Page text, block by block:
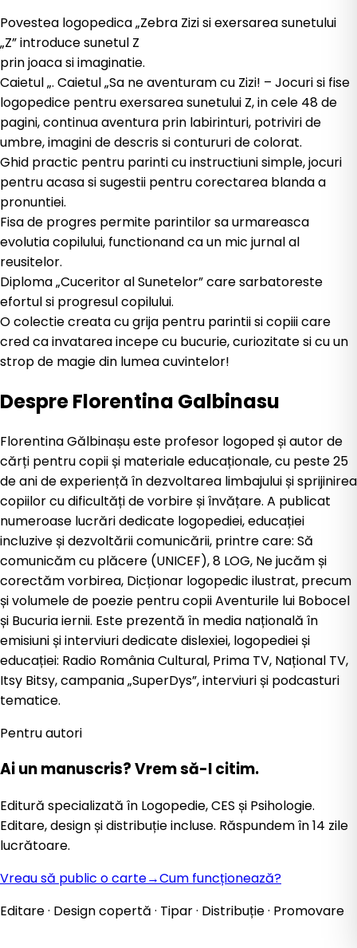
Povestea logopedica „Zebra Zizi si exersarea sunetului
„Z” introduce sunetul Z
prin joaca si imaginatie.
Caietul „. Caietul „Sa ne aventuram cu Zizi! – Jocuri si fise
logopedice pentru exersarea sunetului Z, in cele 48 de
pagini, continua aventura prin labirinturi, potriviri de
umbre, imagini de descris si contururi de colorat.
Ghid practic pentru parinti cu instructiuni simple, jocuri
pentru acasa si sugestii pentru corectarea blanda a
pronuntiei.
Fisa de progres permite parintilor sa urmareasca
evolutia copilului, functionand ca un mic jurnal al
reusitelor.
Diploma „Cuceritor al Sunetelor” care sarbatoreste
efortul si progresul copilului.
O colectie creata cu grija pentru parintii si copiii care
cred ca invatarea incepe cu bucurie, curiozitate si cu un
strop de magie din lumea cuvintelor!
DespreFlorentina Galbinasu
Florentina Gălbinașu este profesor logoped și autor de
cărți pentru copii și materiale educaționale, cu peste 25
de ani de experiență în dezvoltarea limbajului și sprijinirea
copiilor cu dificultăți de vorbire și învățare. A publicat
numeroase lucrări dedicate logopediei, educației
incluzive și dezvoltării comunicării, printre care: Să
comunicăm cu plăcere (UNICEF), 8 LOG, Ne jucăm și
corectăm vorbirea, Dicționar logopedic ilustrat, precum
și volumele de poezie pentru copii Aventurile lui Bobocel
și Bucuria iernii. Este prezentă în media națională în
emisiuni și interviuri dedicate dislexiei, logopediei și
educației: Radio România Cultural, Prima TV, Național TV,
Itsy Bitsy, campania „SuperDys”, interviuri și podcasturi
tematice.
Pentru autori
Ai un manuscris?Vrem să-l citim.
Editură specializată în Logopedie, CES și Psihologie.
Editare, design și distribuție incluse. Răspundem în 14 zile
lucrătoare.
Vreau să public o carte→Cum funcționează?
Editare · Design copertă · Tipar · Distribuție · Promovare